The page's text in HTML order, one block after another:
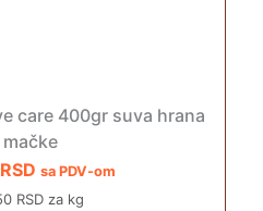
care 400gr suva hrana
mačke
RSD sa PDV-om
RSD za kg